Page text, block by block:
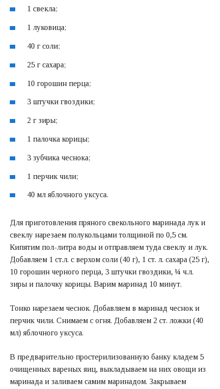
1 свекла;
1 луковица;
40 г соли;
25 г сахара;
10 горошин перца;
3 штучки гвоздики;
2 г зиры;
1 палочка корицы;
3 зубчика чеснока;
1 перчик чили;
40 мл яблочного уксуса.
Для приготовления пряного свекольного маринада лук и
свеклу нарезаем полукольцами толщиной по 0,5 см.
Кипятим пол-литра воды и отправляем туда свеклу и лук.
Добавляем 1 ст.л. с верхом соли (40 г), 1 ст. л. сахара (25 г),
10 горошин черного перца, 3 штучки гвоздики, ¼ ч.л.
зиры и палочку корицы. Варим маринад 10 минут.
Тонко нарезаем чеснок. Добавляем в маринад чеснок и
перчик чили. Снимаем с огня. Добавляем 2 ст. ложки (40
мл) яблочного уксуса.
В предварительно простерилизованную банку кладем 5
очищенных вареных яиц, выкладываем на них овощи из
маринада и заливаем самим маринадом. Закрываем